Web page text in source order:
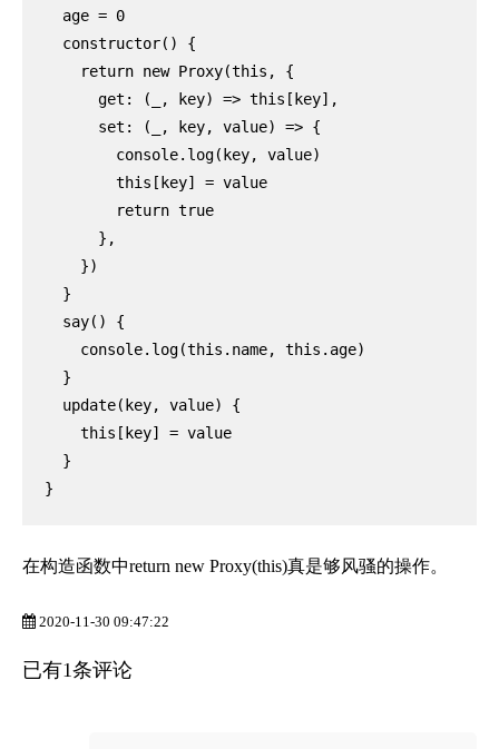
  age = 0
  constructor() {
    return new Proxy(this, {
      get: (_, key) => this[key],
      set: (_, key, value) => {
        console.log(key, value)
        this[key] = value
        return true
      },
    })
  }
  say() {
    console.log(this.name, this.age)
  }
  update(key, value) {
    this[key] = value
  }
}
在构造函数中return new Proxy(this)真是够风骚的操作。
2020-11-30 09:47:22
已有1条评论